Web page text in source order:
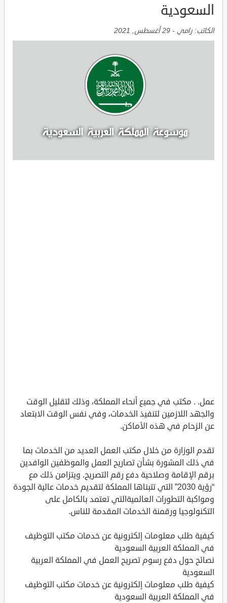
السعودية
الكاتب: رامي - 29 أغسطس, 2021
عمل. . مكتب في جميع أنحاء المملكة، وذلك لتقليل الوقت
والجهد اللازمين لتنفيذ الخدمات، وفي نفس الوقت الابتعاد
عن الزحام في هذه الأماكن.
تقدم الوزارة من خلال مكتب العمل العديد من الخدمات بما
في ذلك المشورة بشأن تصاريح العمل والموظفين الوافدين
برقم الإقامة وصلاحية دفع رقم التصريح. ويتزامن ذلك مع
“رؤية 2030” التي تتبناها المملكة لتقديم خدمات عالية الجودة
ومواكبة التطورات العالميةالتي تعتمد بالكامل على
التكنولوجيا ورقمنة الخدمات المقدمة للناس.
كيفية طلب معلومات إلكترونية عن خدمات مكتب التوظيف
في المملكة العربية السعودية
نصائح حول دفع رسوم تصريح العمل في المملكة العربية
السعودية
كيفية طلب معلومات إلكترونية عن خدمات مكتب التوظيف
في المملكة العربية السعودية